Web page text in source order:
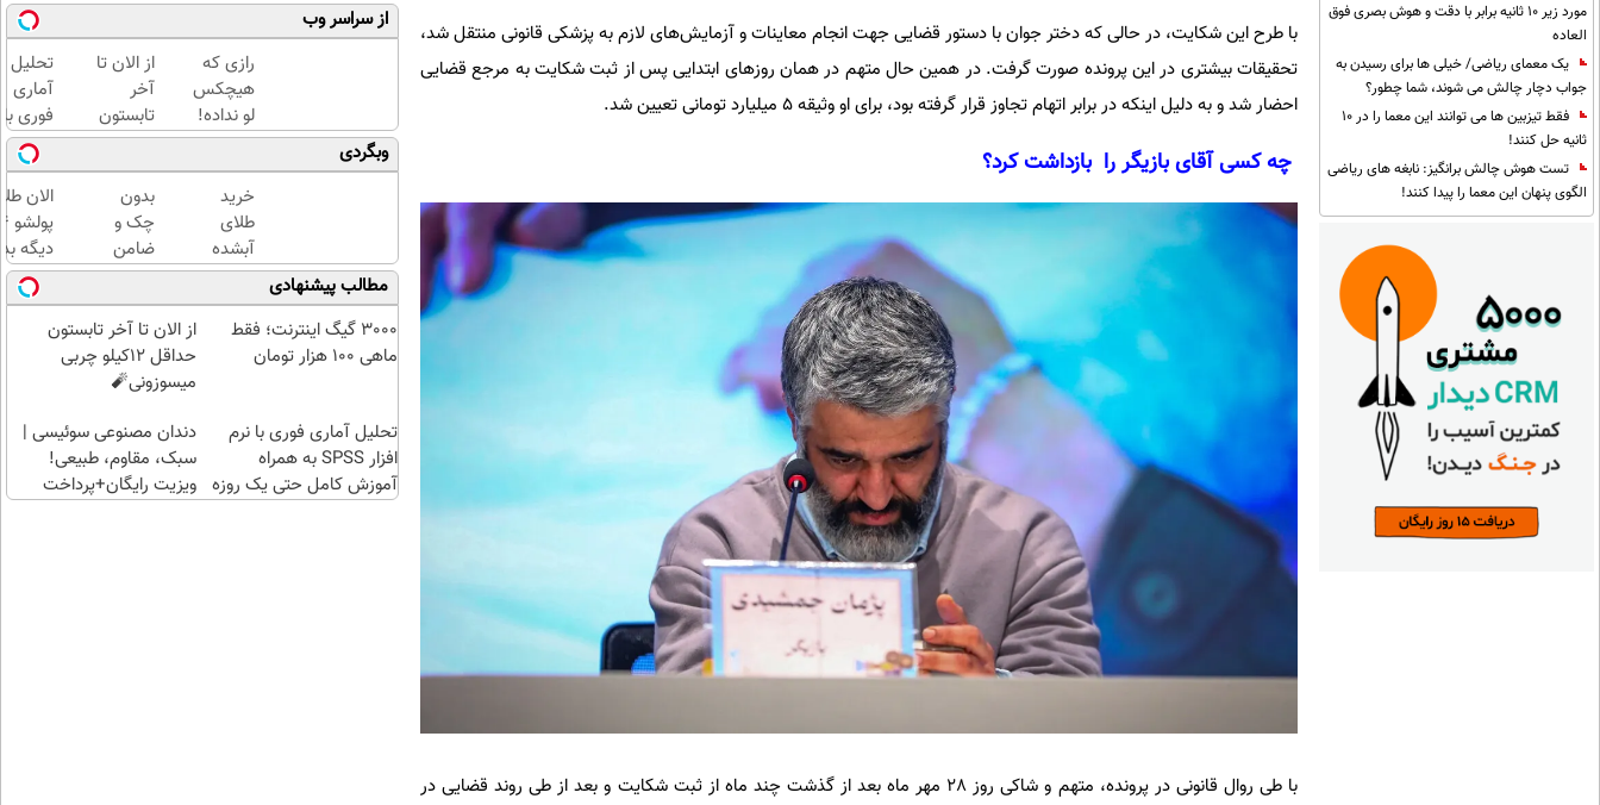
مورد زیر 10 ثانیه برابر با دقت و هوش بصری فوق
العاده
یک معمای ریاضی/ خیلی ها برای رسیدن به
جواب دچار چالش می شوند، شما چطور؟
فقط تیزبین ها می توانند این معما را در 10
ثانیه حل کنند!
تست هوش چالش برانگیز: نابغه های ریاضی
الگوی پنهان این معما را پیدا کنند!
با طرح این شکایت، در حالی که دختر جوان با دستور قضایی جهت انجام معاینات و آزمایش‌های لازم به پزشکی قانونی منتقل شد،
تحقیقات بیشتری در این پرونده صورت گرفت. در همین حال متهم در همان روزهای ابتدایی پس از ثبت شکایت به مرجع قضایی
احضار شد و به دلیل اینکه در برابر اتهام تجاوز قرار گرفته بود، برای او وثیقه 5 میلیارد تومانی تعیین شد.
چه کسی آقای بازیگر را بازداشت کرد؟
با طی روال قانونی در پرونده، متهم و شاکی ‌‌روز 28 مهر ماه بعد از گذشت چند ماه از ثبت شکایت و بعد از طی روند قضایی در
از سراسر وب
رازی که
هیچکس
لو نداده!
خرید
بمب
لاغری
گیاهی با
موجودی
محدود
از الان تا
آخر
تابستون
حداقل
12کیلو
چربی
میسوزونی
🧨
تحلیل
آماری
فوری با
نرم
افزار
SPSS
به
همراه
آموزش
کامل
حتی
وبگردی
خرید
طلای
آبشده
حتی با
۱۰۰هزارتومان
بدون
چک و
ضامن
تا 100
میلیون
اعتبار
خرید
طلا
الان
دیگه
طلا با
بی‌بهره
مطالب پیشنهادی
3000 گیگ اینترنت؛ فقط
ماهی 100 هزار تومان
از الان تا آخر تابستون
حداقل 12کیلو چربی
میسوزونی🧨
تحلیل آماری فوری با نرم
افزار SPSS به همراه
آموزش کامل حتی یک روزه
دندان مصنوعی سوئیسی |
سبک، مقاوم، طبیعی!
ویزیت رایگان+پرداخت